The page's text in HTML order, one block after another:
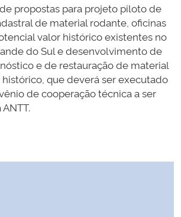
propostas para projeto piloto de
de material rodante, oficinas
valor histórico existentes no
do Sul e desenvolvimento de
e de restauração de material
que deverá ser executado
de cooperação técnica a ser